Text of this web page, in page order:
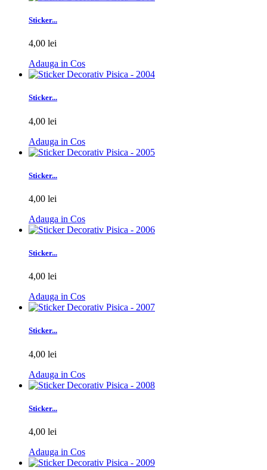
Sticker...
4,00 lei
Adauga in Cos
Sticker...
4,00 lei
Adauga in Cos
Sticker...
4,00 lei
Adauga in Cos
Sticker...
4,00 lei
Adauga in Cos
Sticker...
4,00 lei
Adauga in Cos
Sticker...
4,00 lei
Adauga in Cos